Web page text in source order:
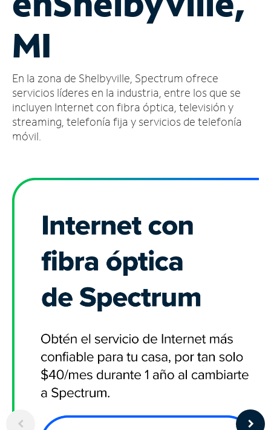
cuenta
Encuentra
tienda
MI
En la zona de Shelbyville, Spectrum ofrece
servicios líderes en la industria, entre los que se
incluyen Internet con fibra óptica, televisión y
streaming, telefonía fija y servicios de telefonía
móvil.